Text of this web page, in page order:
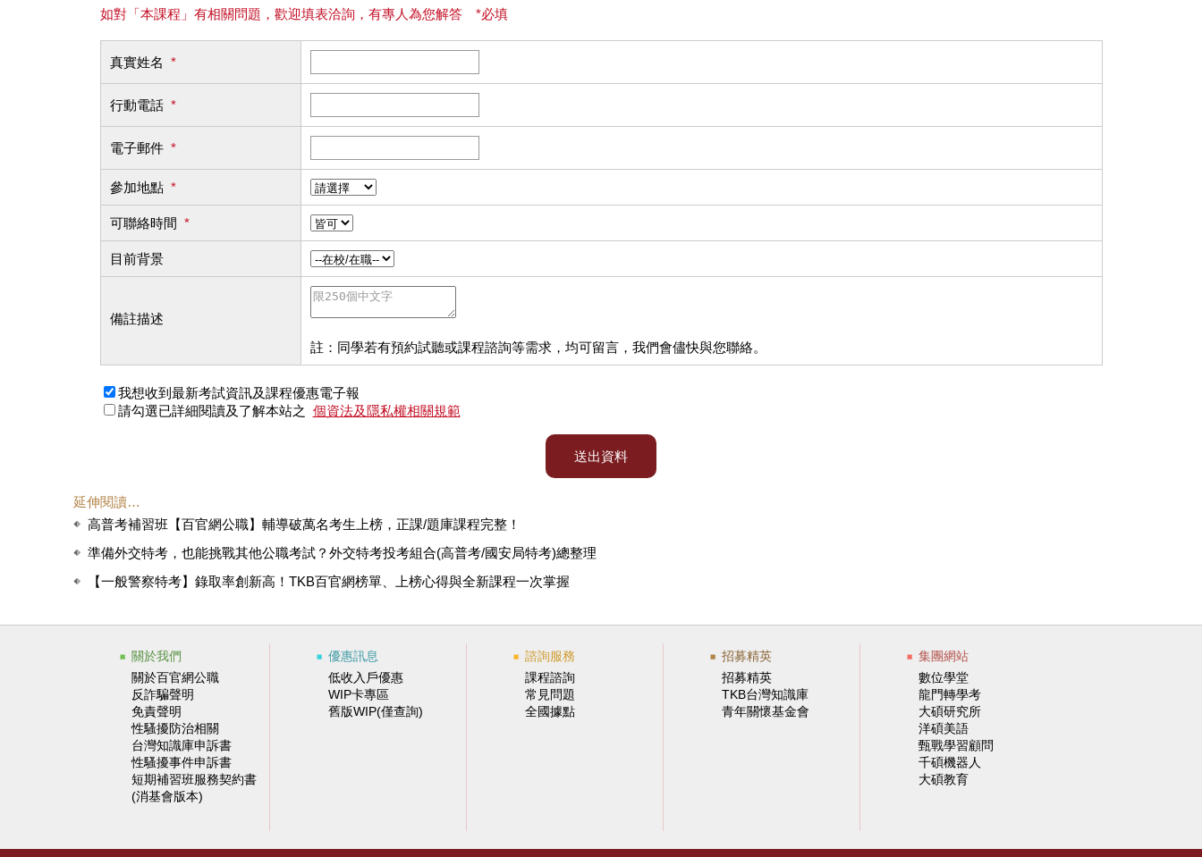
如對「本課程」有相關問題，歡迎填表洽詢，有專人為您解答 *必填
真實姓名 *
行動電話 *
電子郵件 *
參加地點 *
可聯絡時間 *
目前背景
備註描述
註：同學若有預約試聽或課程諮詢等需求，均可留言，我們會儘快與您聯絡。
我想收到最新考試資訊及課程優惠電子報
請勾選已詳細閱讀及了解本站之 個資法及隱私權相關規範
送出資料
延伸閱讀…
高普考補習班【百官網公職】輔導破萬名考生上榜，正課/題庫課程完整！
準備外交特考，也能挑戰其他公職考試？外交特考投考組合(高普考/國安局特考)總整理
【一般警察特考】錄取率創新高！TKB百官網榜單、上榜心得與全新課程一次掌握
關於我們
關於百官網公職
反詐騙聲明
免責聲明
性騷擾防治相關
台灣知識庫申訴書
性騷擾事件申訴書
短期補習班服務契約書
(消基會版本)
優惠訊息
低收入戶優惠
WIP卡專區
舊版WIP(僅查詢)
諮詢服務
課程諮詢
常見問題
全國據點
招募精英
招募精英
TKB台灣知識庫
青年關懷基金會
集團網站
數位學堂
龍門轉學考
大碩研究所
洋碩美語
甄戰學習顧問
千碩機器人
大碩教育